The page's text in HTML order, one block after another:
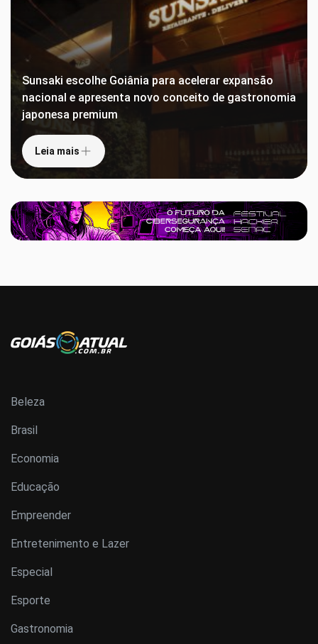
Sunsaki escolhe Goiânia para acelerar expansão
nacional e apresenta novo conceito de gastronomia
japonesa premium
Leia mais
Beleza
Brasil
Economia
Educação
Empreender
Entretenimento e Lazer
Especial
Esporte
Gastronomia